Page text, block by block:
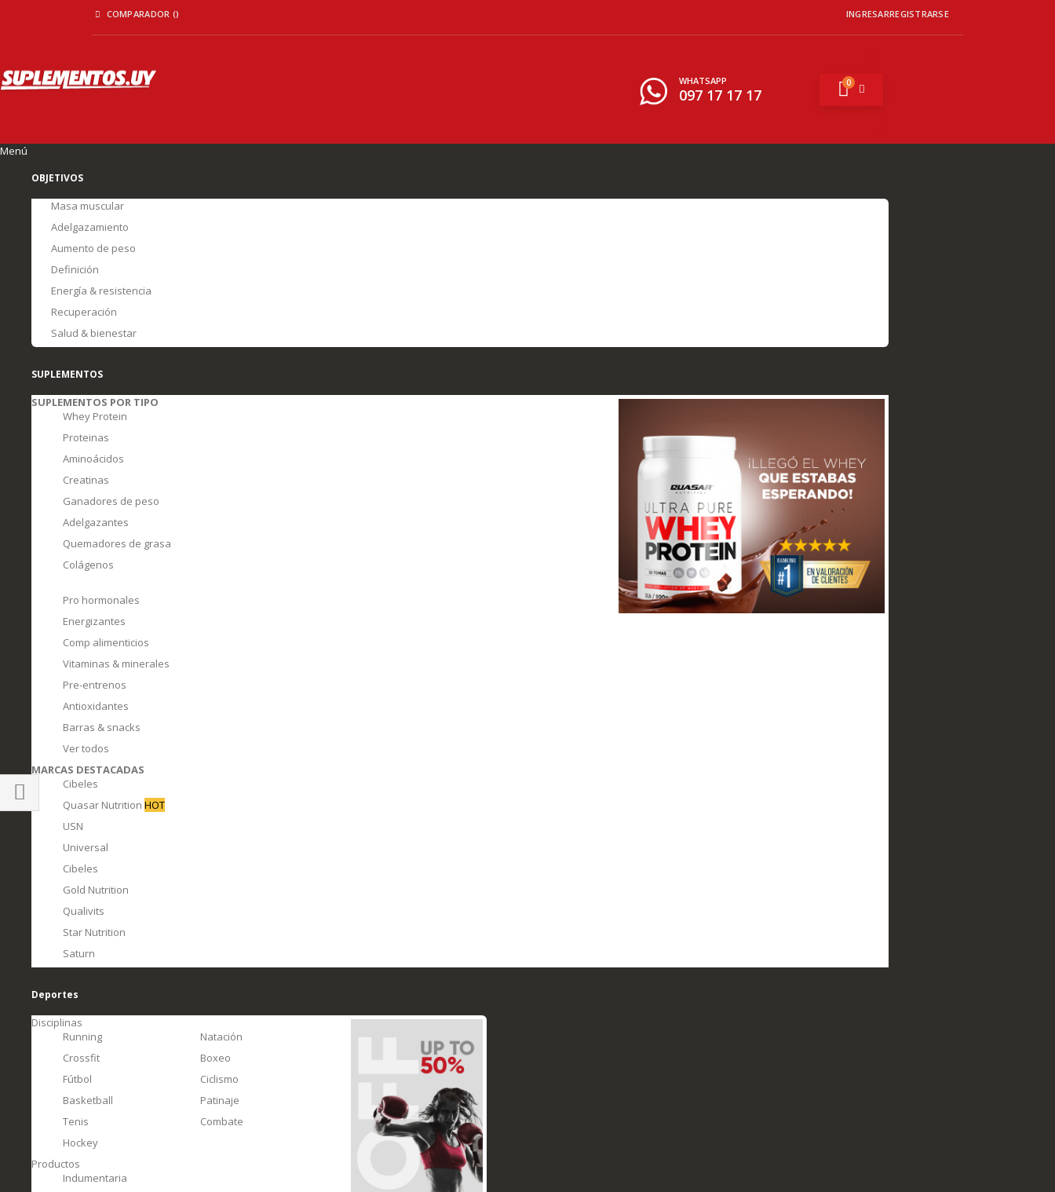
Ir
COMPARADOR () INGRESARREGISTRARSE
Mi cesta
0
WHATSAPP
097 17 17 17
Menú
OBJETIVOS
Masa muscular
Adelgazamiento
Aumento de peso
Definición
Energía & resistencia
Recuperación
Salud & bienestar
SUPLEMENTOS
SUPLEMENTOS POR TIPO
Whey Protein
Proteinas
Aminoácidos
Creatinas
Ganadores de peso
Adelgazantes
Quemadores de grasa
Colágenos
Pro hormonales
Energizantes
Comp alimenticios
Vitaminas & minerales
Pre-entrenos
Antioxidantes
Barras & snacks
Ver todos
MARCAS DESTACADAS
Cibeles
Quasar Nutrition HOT
USN
Universal
Cibeles
Gold Nutrition
Qualivits
Star Nutrition
Saturn
Deportes
Disciplinas
Running
Crossfit
Fútbol
Basketball
Tenis
Hockey
Natación
Boxeo
Ciclismo
Patinaje
Combate
Productos
Indumentaria
Comprar